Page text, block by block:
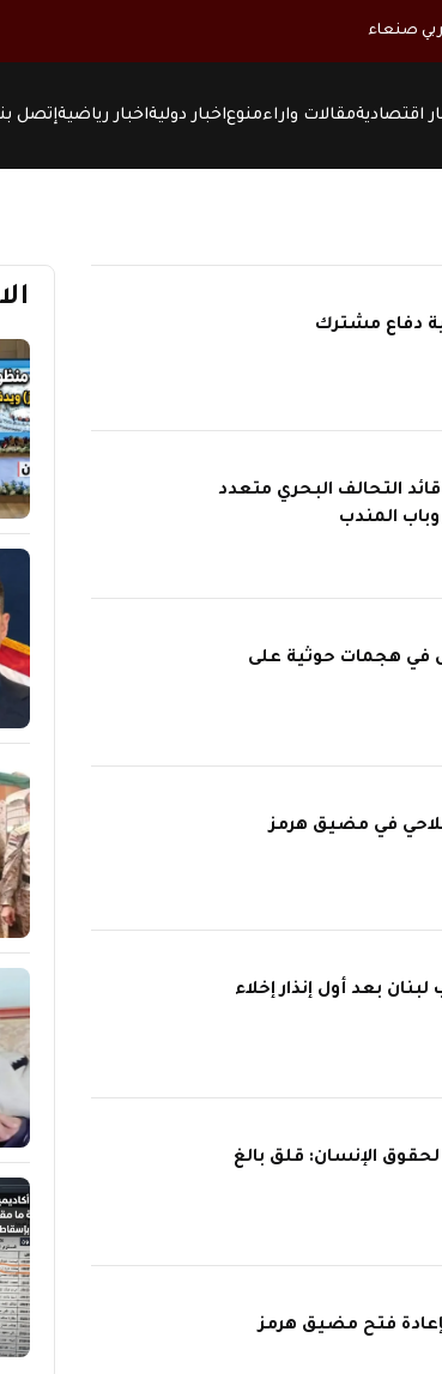
اقتصاديةمقالات واراءمنوعاخبار دوليةاخبار رياضيةإتصل
دفاع مشترك
التحالف البحري متعدد
وباب المندب
الأقل في هجمات حوثية على
ملاحي في مضيق هرمز
بعد أول إنذار إخلاء
الإنسان: قلق بالغ
فتح مضيق هرمز